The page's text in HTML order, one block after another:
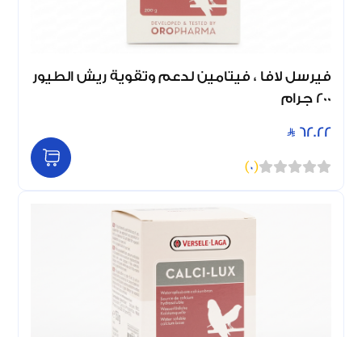
فيرسل لافا ، فيتامين لدعم وتقوية ريش الطيور
200 جرام
62.22
(
0
)